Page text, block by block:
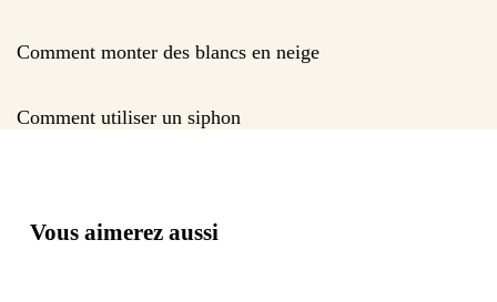
Comment monter des blancs en neige
Comment utiliser un siphon
Vous aimerez aussi